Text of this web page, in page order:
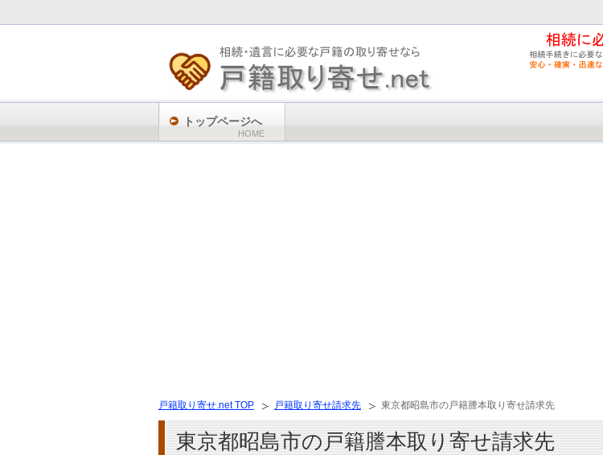
トップページへ
HOME
戸籍取り寄せ.net TOP 戸籍取り寄せ請求先 東京都昭島市の戸籍謄本取り寄せ請求先
東京都昭島市の戸籍謄本取り寄せ請求先